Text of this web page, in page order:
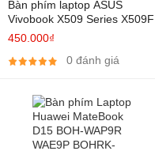
Bàn phím laptop ASUS
Vivobook X509 Series X509FA
X509FJ X509JA X509JP
450.000₫
0 đánh giá